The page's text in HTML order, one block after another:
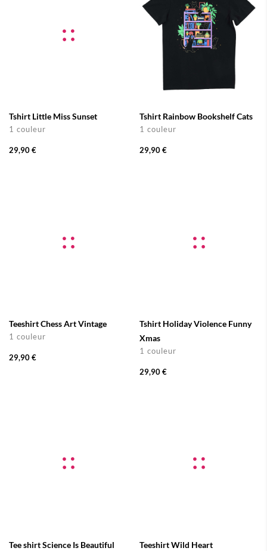
Tshirt Little Miss Sunset
1 couleur
29,90 €
Tshirt Rainbow Bookshelf Cats
1 couleur
29,90 €
Teeshirt Chess Art Vintage
1 couleur
29,90 €
Tshirt Holiday Violence Funny
Xmas
1 couleur
29,90 €
Tee shirt Science Is Beautiful Teeshirt Wild Heart